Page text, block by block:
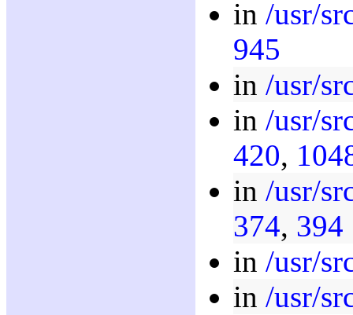
in /usr/
945
in /usr/
in /usr/
420,
in /usr/
374, 394
in /usr/
in /usr/